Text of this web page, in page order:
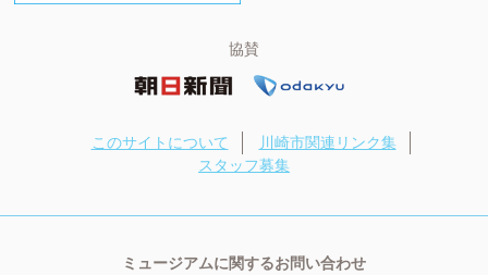
協賛
このサイトについて
川崎市関連リンク集
スタッフ募集
ミュージアムに関するお問い合わせ